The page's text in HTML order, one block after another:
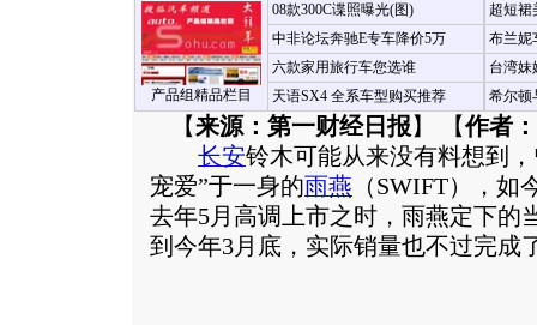
产品组精品栏目
08款300C谍照曝光(图)
中非论坛奔驰E专车降价5万
六款家用旅行车您选谁
天语SX4 全系车型购买推荐
超短裙
布兰妮
台湾妹
希尔顿
【来源：第一财经日报 】 【作者
长安铃木可能从来没有料想到
宠爱”于一身的雨燕 （SWIFT），如
去年5月高调上市之时，雨燕定下的
到今年3月底，实际销量也不过完成